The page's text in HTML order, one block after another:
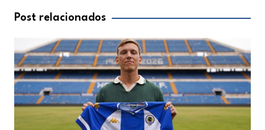
entradas
Post relacionados